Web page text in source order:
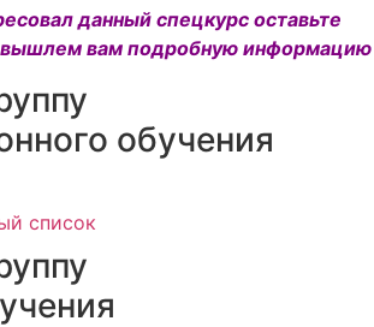
данный спецкурс оставьте
вам подробную информацию
обучения
список